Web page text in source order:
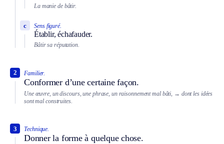
La manie de bâtir.
Sens figuré.
Établir, échafauder.
c
Bâtir sa réputation.
Familier.
Conformer d’une certaine façon.
2
Une œuvre, un discours, une phrase, un raisonnement mal bâti, → dont les idées
sont mal construites.
Technique.
Donner la forme à quelque chose.
3